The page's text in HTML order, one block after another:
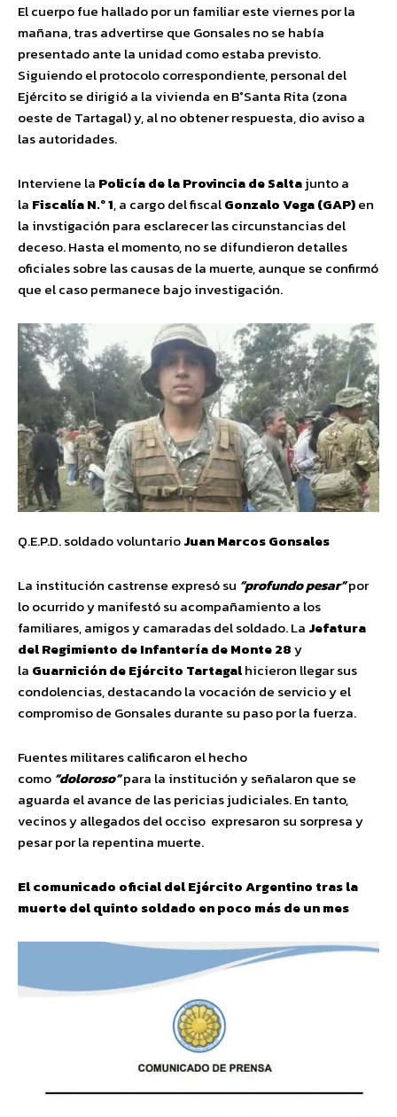
El cuerpo fue hallado por un familiar este viernes por la
mañana, tras advertirse que Gonsales no se había
presentado ante la unidad como estaba previsto.
Siguiendo el protocolo correspondiente, personal del
Ejército se dirigió a la vivienda en B°Santa Rita (zona
oeste de Tartagal) y, al no obtener respuesta, dio aviso a
las autoridades.
Interviene la Policía de la Provincia de Saltajunto a
la Fiscalía N.º 1, a cargo del fiscalGonzalo Vega (GAP)en
la invstigación para esclarecer las circunstancias del
deceso. Hasta el momento, no se difundieron detalles
oficiales sobre las causas de la muerte, aunque se confirmó
que el caso permanece bajo investigación.
Q.E.P.D. soldado voluntarioJuan Marcos Gonsales
La institución castrense expresó su “profundo pesar”por
lo ocurrido y manifestó su acompañamiento a los
familiares, amigos y camaradas del soldado. La Jefatura
del Regimiento de Infantería de Monte 28y
la Guarnición de Ejército Tartagalhicieron llegar sus
condolencias, destacando la vocación de servicio y el
compromiso de Gonsales durante su paso por la fuerza.
Fuentes militares calificaron el hecho
como “doloroso”para la institución y señalaron que se
aguarda el avance de las pericias judiciales. En tanto,
vecinos y allegados del occiso expresaron su sorpresa y
pesar por la repentina muerte.
El comunicado oficial del Ejército Argentino tras la
muerte del quinto soldado en poco más de un mes